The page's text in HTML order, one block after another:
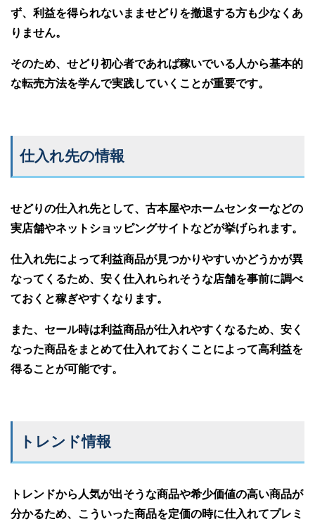
ず、利益を得られないまませどりを撤退する方も少なくあ
りません。
そのため、せどり初心者であれば稼いでいる人から基本的
な転売方法を学んで実践していくことが重要です。
仕入れ先の情報
せどりの仕入れ先として、古本屋やホームセンターなどの
実店舗やネットショッピングサイトなどが挙げられます。
仕入れ先によって利益商品が見つかりやすいかどうかが異
なってくるため、安く仕入れられそうな店舗を事前に調べ
ておくと稼ぎやすくなります。
また、セール時は利益商品が仕入れやすくなるため、安く
なった商品をまとめて仕入れておくことによって高利益を
得ることが可能です。
トレンド情報
トレンドから人気が出そうな商品や希少価値の高い商品が
分かるため、こういった商品を定価の時に仕入れてプレミ